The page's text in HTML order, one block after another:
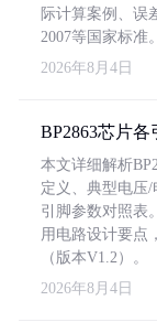
际计算案例、误
2007等国家标准。
2026年8月4日
BP2863芯片各
本文详细解析
定义、典型电压
引脚参数对照表
用电路设计要点
（版本V1.2）。
2026年8月4日